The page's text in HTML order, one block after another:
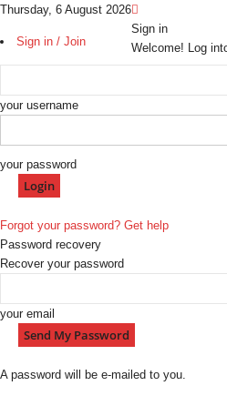
Thursday, 6 August 2026
Sign in / Join
Sign in
Welcome! Log
your username
your password
Forgot your password? Get help
Password recovery
Recover your password
your email
A password will be e-mailed to you.